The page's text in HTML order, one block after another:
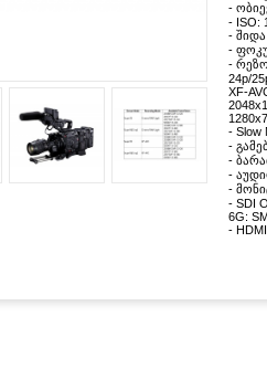
-
- ISO:
-
-
-
24p/
XF-
- Slow
-
-
-
-
- SDI
6G:
-